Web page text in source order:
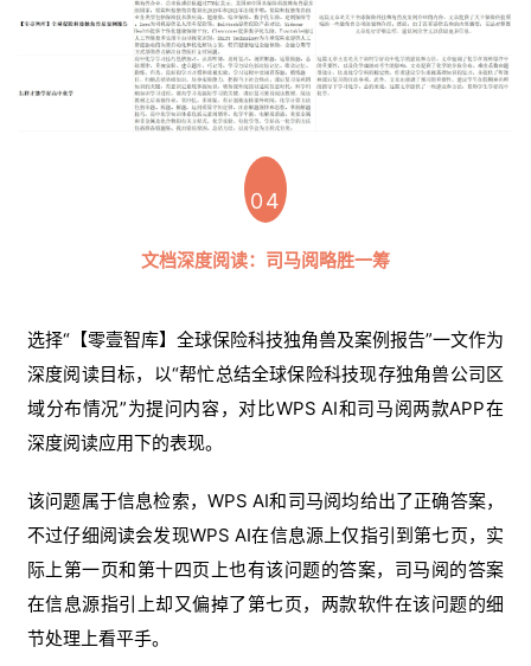
04
文档深度阅读：司马阅略胜一筹
选择“【零壹智库】全球保险科技独角兽及案例报告”一文作为
深度阅读目标，以“帮忙总结全球保险科技现存独角兽公司区
域分布情况”为提问内容，对比WPS AI和司马阅两款APP在
深度阅读应用下的表现。
该问题属于信息检索，WPS AI和司马阅均给出了正确答案，
不过仔细阅读会发现WPS AI在信息源上仅指引到第七页，实
际上第一页和第十四页上也有该问题的答案，司马阅的答案
在信息源指引上却又偏掉了第七页，两款软件在该问题的细
节处理上看平手。